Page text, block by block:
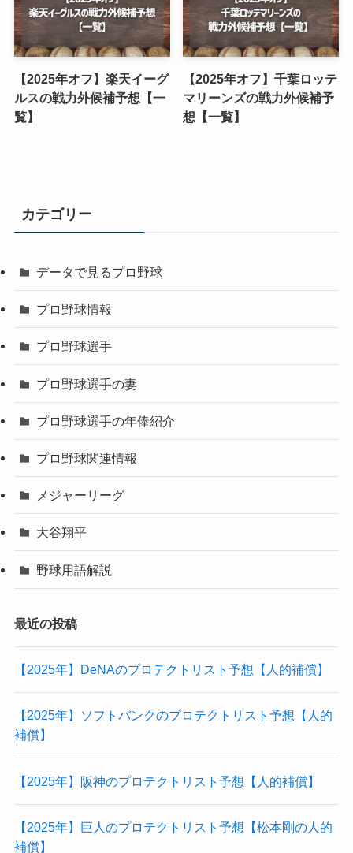
【2025年オフ】楽天イーグ
ルスの戦力外候補予想【一
覧】
【2025年オフ】千葉ロッテ
マリーンズの戦力外候補予
想【一覧】
カテゴリー
データで見るプロ野球
プロ野球情報
プロ野球選手
プロ野球選手の妻
プロ野球選手の年俸紹介
プロ野球関連情報
メジャーリーグ
大谷翔平
野球用語解説
最近の投稿
【2025年】DeNAのプロテクトリスト予想【人的補償】
【2025年】ソフトバンクのプロテクトリスト予想【人的
補償】
【2025年】阪神のプロテクトリスト予想【人的補償】
【2025年】巨人のプロテクトリスト予想【松本剛の人的
補償】